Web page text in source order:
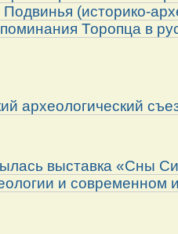
(историко-
Торопца в
археологический
выставка «Сны
и современном